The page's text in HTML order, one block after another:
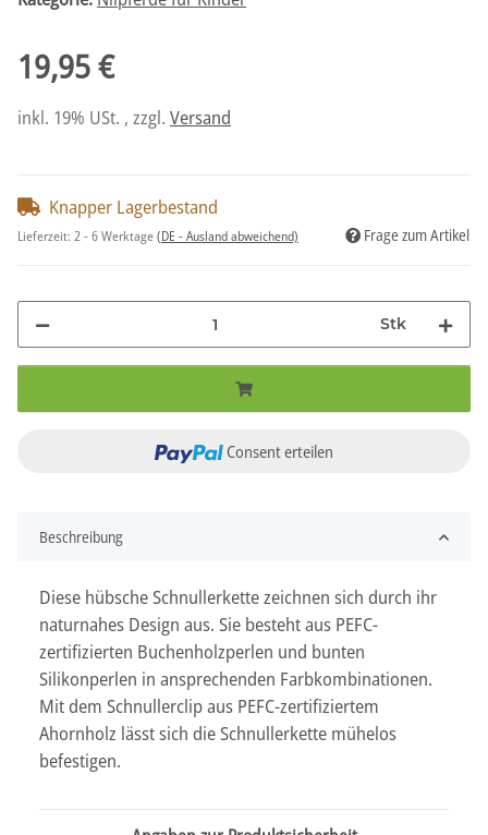
19,95 €
inkl. 19% USt. , zzgl. Versand
Knapper Lagerbestand
Lieferzeit: 2 - 6 Werktage(DE - Ausland abweichend) Frage zum Artikel
Stk
Consent erteilen
Beschreibung
Diese hübsche Schnullerkette zeichnen sich durch ihr
naturnahes Design aus. Sie besteht aus PEFC-
zertifizierten Buchenholzperlen und bunten
Silikonperlen in ansprechenden Farbkombinationen.
Mit dem Schnullerclip aus PEFC-zertifiziertem
Ahornholz lässt sich die Schnullerkette mühelos
befestigen.